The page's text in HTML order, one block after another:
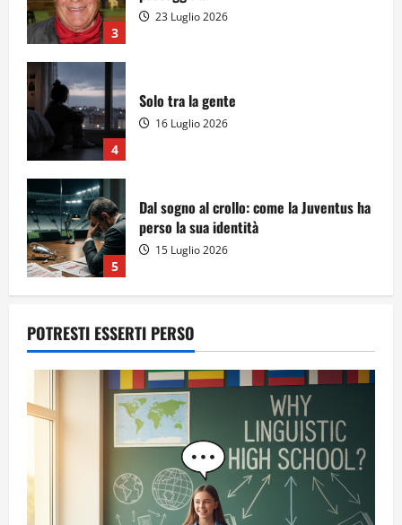
3
23 Luglio 2026
4
Solo tra la gente
16 Luglio 2026
5
Dal sogno al crollo: come la Juventus ha
perso la sua identità
15 Luglio 2026
A Sergio, dal ragazzo furbo
28 Luglio 2026
2
Dal sogno di Capo Verde all’ultima danza
dei campioni: cinque momenti che
hanno raccontato il Mondiale 2026
24 Luglio 2026
POTRESTI ESSERTI PERSO